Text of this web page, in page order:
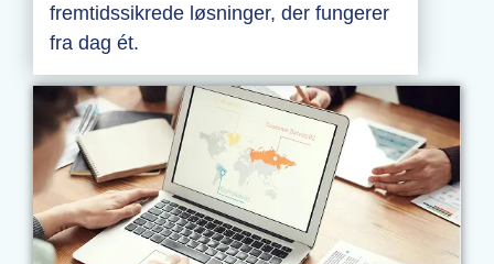
fremtidssikrede løsninger, der fungerer
fra dag ét.